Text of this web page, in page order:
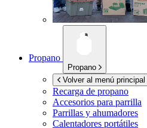
Propano
Propano
Volver al menú principal
Recarga de propano
Accesorios para parrilla
Parrillas y ahumadores
Calentadores portátiles